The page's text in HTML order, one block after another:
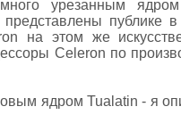
урезанным
публике в
на этом же
Celeron по
ядром Tualatin - я